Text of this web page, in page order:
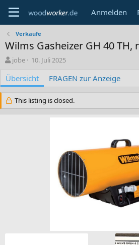
Anmelden
Verkaufe
Wilms Gasheizer GH 40 TH,
A
t
o
jobe
C
e
a
t
i
o
10. Juli 2025
Übersicht FRAGEN zur Anzeige
This listing is closed.